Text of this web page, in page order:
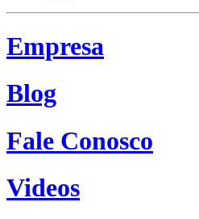
Empresa
Blog
Fale Conosco
Videos